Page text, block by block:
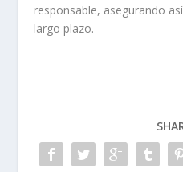
responsable, asegurando
largo plazo.